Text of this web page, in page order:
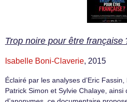
Trop noire pour être française
Isabelle Boni-Claverie, 2015
Éclairé par les analyses d’Eric
Patrick Simon et Sylvie Chalaye,